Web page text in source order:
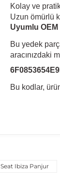
Kolay ve
Uzun ömürlü
Uyumlu OEM
Bu yedek
aracınızdaki
Bu kodlar,
Seat Ibiza Panjur